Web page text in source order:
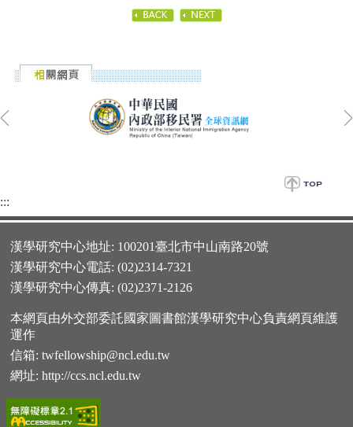
:::
漢學研究中心地址: 100201臺北市中山南路20號
漢學研究中心電話: (02)2314-7321
漢學研究中心傳真: (02)2371-2126
本網頁由外交部委託國家圖書館漢學研究中心負責網頁維護
運作
信箱: twfellowship@ncl.edu.tw
網址: http://ccs.ncl.edu.tw